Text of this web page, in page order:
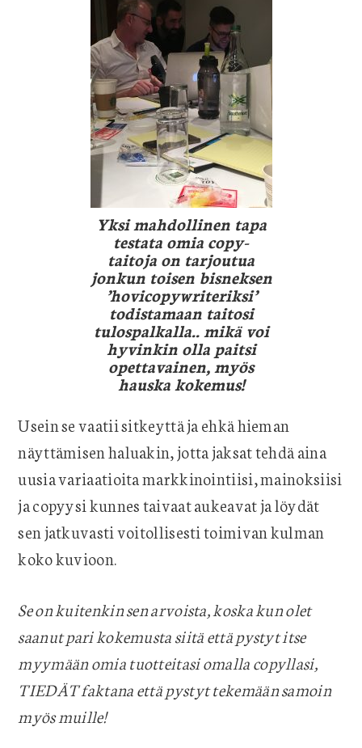
Yksi mahdollinen tapa
testata omia copy-
taitoja on tarjoutua
jonkun toisen bisneksen
’hovicopywriteriksi’
todistamaan taitosi
tulospalkalla.. mikä voi
hyvinkin olla paitsi
opettavainen, myös
hauska kokemus!
Usein se vaatii sitkeyttä ja ehkä hieman
näyttämisen haluakin, jotta jaksat tehdä aina
uusia variaatioita markkinointiisi, mainoksiisi
ja copyysi kunnes taivaat aukeavat ja löydät
sen jatkuvasti voitollisesti toimivan kulman
koko kuvioon.
Se on kuitenkin sen arvoista, koska kun olet
saanut pari kokemusta siitä että pystyt itse
myymään omia tuotteitasi omalla copyllasi,
TIEDÄT faktana että pystyt tekemään samoin
myös muille!